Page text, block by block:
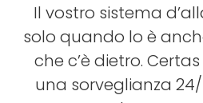
Il vostro sistema
solo quando lo è
che c’è dietro.
una sorveglianza